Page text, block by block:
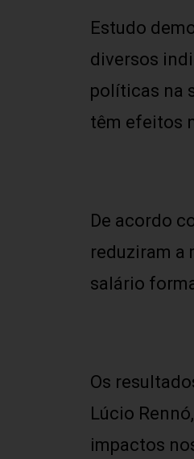
Estudo
diversos
políticas na
têm efeitos
De acordo
reduziram a
salário
Os
Lúcio
impactos